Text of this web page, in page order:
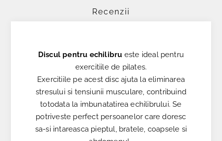
Recenzii
Discul pentru echilibru este ideal pentru
exercitiile de pilates.
Exercitiile pe acest disc ajuta la eliminarea
stresului si tensiunii musculare, contribuind
totodata la imbunatatirea echilibrului. Se
potriveste perfect persoanelor care doresc
sa-si intareasca pieptul, bratele, coapsele si